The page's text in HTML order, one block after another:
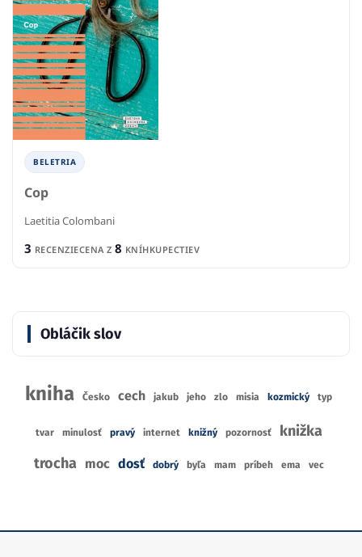
BELETRIA
Cop
Laetitia Colombani
3 RECENZIECENA Z 8 KNÍHKUPECTIEV
Obláčik slov
kniha Česko cech jakub jeho zlo misia kozmický typ
tvar minulosť pravý internet knižný pozornosť
knižka
trocha
moc dosť dobrý byľa mam príbeh ema vec